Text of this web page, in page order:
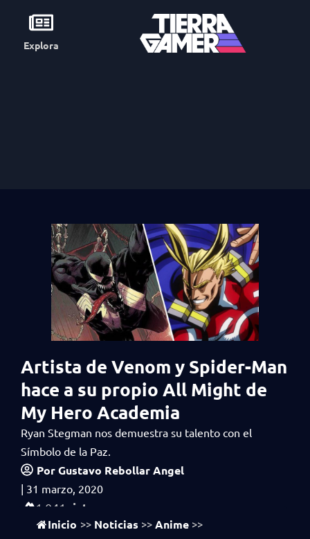
Explora
Artista de Venom y Spider-Man
hace a su propio All Might de
My Hero Academia
Ryan Stegman nos demuestra su talento con el
Símbolo de la Paz.
PorGustavo Rebollar Angel
| 31 marzo, 2020
1,041 vistas
Inicio >> Noticias >> Anime >>